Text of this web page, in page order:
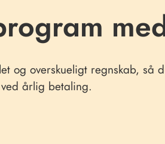
og overskueligt regnskab, så
årlig betaling.